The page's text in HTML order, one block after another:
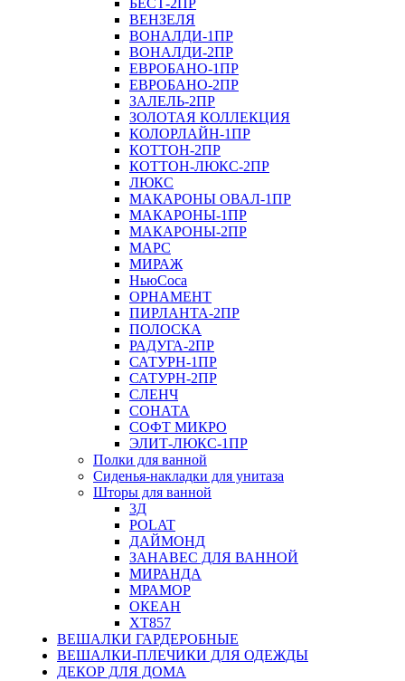
БЕСТ-2ПР
ВЕНЗЕЛЯ
ВОНАЛДИ-1ПР
ВОНАЛДИ-2ПР
ЕВРОБАНО-1ПР
ЕВРОБАНО-2ПР
ЗАЛЕЛЬ-2ПР
ЗОЛОТАЯ КОЛЛЕКЦИЯ
КОЛОРЛАЙН-1ПР
КОТТОН-2ПР
КОТТОН-ЛЮКС-2ПР
ЛЮКС
МАКАРОНЫ ОВАЛ-1ПР
МАКАРОНЫ-1ПР
МАКАРОНЫ-2ПР
МАРС
МИРАЖ
НьюСоса
ОРНАМЕНТ
ПИРЛАНТА-2ПР
ПОЛОСКА
РАДУГА-2ПР
САТУРН-1ПР
САТУРН-2ПР
СЛЕНЧ
СОНАТА
СОФТ МИКРО
ЭЛИТ-ЛЮКС-1ПР
Полки для ванной
Сиденья-накладки для унитаза
Шторы для ванной
3Д
POLAT
ДАЙМОНД
ЗАНАВЕС ДЛЯ ВАННОЙ
МИРАНДА
МРАМОР
ОКЕАН
ХТ857
ВЕШАЛКИ ГАРДЕРОБНЫЕ
ВЕШАЛКИ-ПЛЕЧИКИ ДЛЯ ОДЕЖДЫ
ДЕКОР ДЛЯ ДОМА